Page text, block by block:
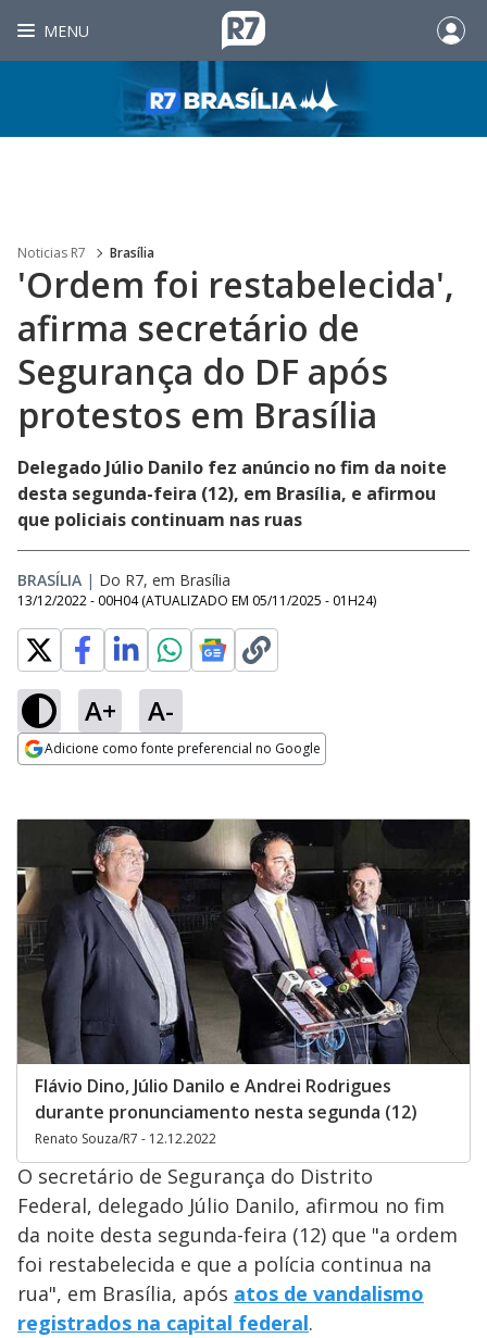
MENU
Noticias R7 Brasília
'Ordem foi restabelecida',
afirma secretário de
Segurança do DF após
protestos em Brasília
Delegado Júlio Danilo fez anúncio no fim da noite
desta segunda-feira (12), em Brasília, e afirmou
que policiais continuam nas ruas
BRASÍLIA | Do R7, em Brasília
13/12/2022 - 00H04 (ATUALIZADO EM 05/11/2025 - 01H24)
A+ A-
Adicione como fonte preferencial no Google
Flávio Dino, Júlio Danilo e Andrei Rodrigues
durante pronunciamento nesta segunda (12)
Renato Souza/R7 - 12.12.2022
O secretário de Segurança do Distrito
Federal, delegado Júlio Danilo, afirmou no fim
da noite desta segunda-feira (12) que "a ordem
foi restabelecida e que a polícia continua na
rua", em Brasília, após atos de vandalismo
registrados na capital federal.